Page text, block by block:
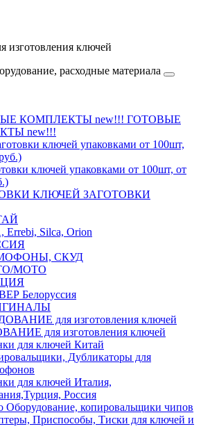
изготовления ключей
расходные материала
ГОТОВЫЕ
new!!!
ключей упаковками от 100шт, от
ЗАГОТОВКИ
Errebi, Silca, Orion
СКУД
МОТО
Белоруссия
для изготовления ключей
для ключей Китай
Дубликаторы для
для ключей Италия,
Россия
Оборудование, копировальщики чипов
Приспособы, Тиски для ключей и